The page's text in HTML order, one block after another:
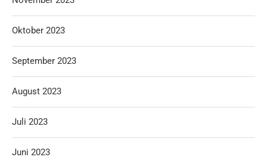
Oktober 2023
September 2023
August 2023
Juli 2023
Juni 2023